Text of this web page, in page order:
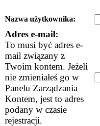
Nazwa użytkownika:
Adres e-mail:
To musi być adres e-
mail związany z
Twoim kontem. Jeżeli
nie zmieniałeś go w
Panelu Zarządzania
Kontem, jest to adres
podany w czasie
rejestracji.